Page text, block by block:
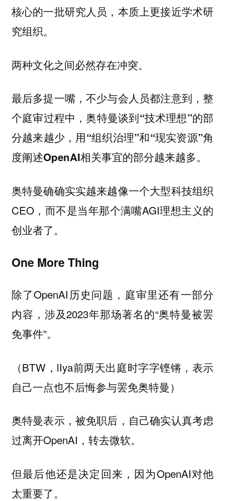
核心的一批研究人员，本质上更接近学术研
究组织。
两种文化之间必然存在冲突。
最后多提一嘴，不少与会人员都注意到，整
个庭审过程中，奥特曼谈到“技术理想”的部
分越来越少，用“组织治理”和“现实资源”角
度阐述OpenAI相关事宜的部分越来越多。
奥特曼确确实实越来越像一个大型科技组织
CEO，而不是当年那个满嘴AGI理想主义的
创业者了。
One More Thing
除了OpenAI历史问题，庭审里还有一部分
内容，涉及2023年那场著名的“奥特曼被罢
免事件”。
（BTW，lIya前两天出庭时字字铿锵，表示
自己一点也不后悔参与罢免奥特曼）
奥特曼表示，被免职后，自己确实认真考虑
过离开OpenAI，转去微软。
但最后他还是决定回来，因为OpenAI对他
太重要了。